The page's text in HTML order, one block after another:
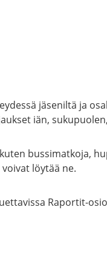
jäseniltä ja
iän,
bussimatkoja,
löytää ne.
Raportit-